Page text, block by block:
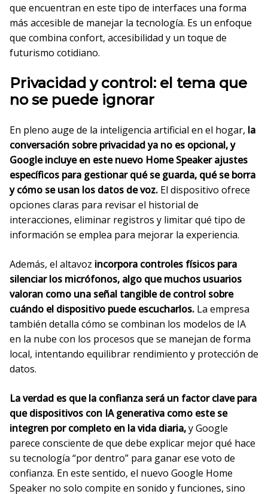
que encuentran en este tipo de interfaces una forma
más accesible de manejar la tecnología. Es un enfoque
que combina confort, accesibilidad y un toque de
futurismo cotidiano.
Privacidad y control: el tema que
no se puede ignorar
En pleno auge de la inteligencia artificial en el hogar, la
conversación sobre privacidad ya no es opcional, y
Google incluye en este nuevo Home Speaker ajustes
específicos para gestionar qué se guarda, qué se borra
y cómo se usan los datos de voz. El dispositivo ofrece
opciones claras para revisar el historial de
interacciones, eliminar registros y limitar qué tipo de
información se emplea para mejorar la experiencia.
Además, el altavoz incorpora controles físicos para
silenciar los micrófonos, algo que muchos usuarios
valoran como una señal tangible de control sobre
cuándo el dispositivo puede escucharlos. La empresa
también detalla cómo se combinan los modelos de IA
en la nube con los procesos que se manejan de forma
local, intentando equilibrar rendimiento y protección de
datos.
La verdad es que la confianza será un factor clave para
que dispositivos con IA generativa como este se
integren por completo en la vida diaria,y Google
parece consciente de que debe explicar mejor qué hace
su tecnología “por dentro” para ganar ese voto de
confianza. En este sentido, el nuevo Google Home
Speaker no solo compite en sonido y funciones, sino